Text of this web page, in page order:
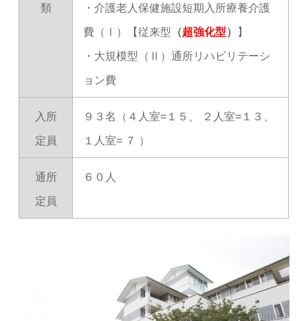
類 ・介護老人保健施設短期入所療養介護
費（Ⅰ）【従来型 （超強化型） 】
・大規模型（Ⅱ）通所リハビリテーシ
ョン費
入所
定員
９３名（４人室=１５、 ２人室=１３、
１人室= ７ ）
通所
定員
６０人